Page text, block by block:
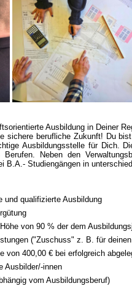
Ausbildung in Deiner
sichere berufliche Zukunft! Du
Ausbildungsstelle für Dich.
Neben den
B.A.- Studiengängen in
und qualifizierte Ausbildung
von 90 % der dem
("Zuschuss" z. B. für
von 400,00 € bei erfolgreich
Ausbilder/-innen
vom Ausbildungsberuf)